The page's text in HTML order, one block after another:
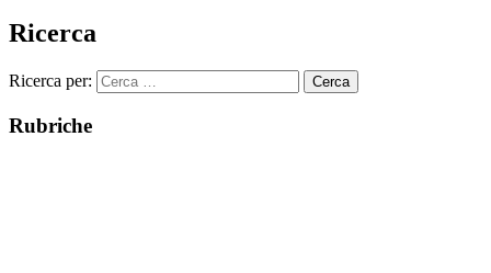
Ricerca
Ricerca per:
Rubriche